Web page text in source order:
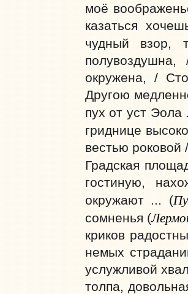
моё
казаться
чудный взор,
окружена, /
Другою
пух от уст Эола
гриднице
вестью
Градская
гостиную,
окружают ... (
сомненья (
криков
немых
услужливой
толпа,